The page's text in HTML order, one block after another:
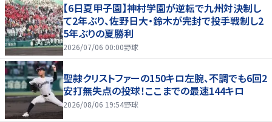
【6日夏甲子園】神村学園が逆転で九州対決制し
て2年ぶり、佐野日大・鈴木が完封で投手戦制し2
5年ぶりの夏勝利
2026/07/06 00:00野球
聖隷クリストファーの150キロ左腕、不調でも6回2
安打無失点の投球！ここまでの最速144キロ
2026/08/06 19:54野球